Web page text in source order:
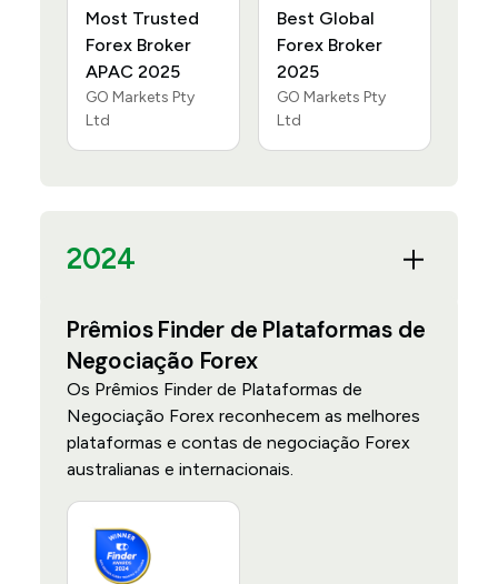
Most Trusted
Forex Broker
APAC 2025
GO Markets Pty
Ltd
Best Global
Forex Broker
2025
GO Markets Pty
Ltd
2024
Prêmios Finder de Plataformas de
Negociação Forex
Os Prêmios Finder de Plataformas de
Negociação Forex reconhecem as melhores
plataformas e contas de negociação Forex
australianas e internacionais.